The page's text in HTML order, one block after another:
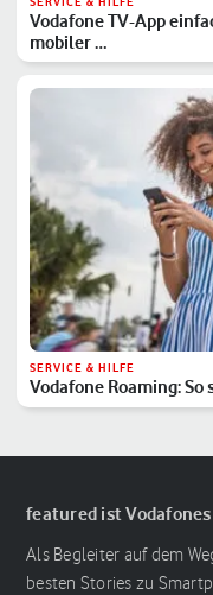
Vodafone TV-App
mobiler …
SERVICE & HILFE
Vodafone Roaming:
featured ist
Als Begleiter auf dem
besten Stories zu